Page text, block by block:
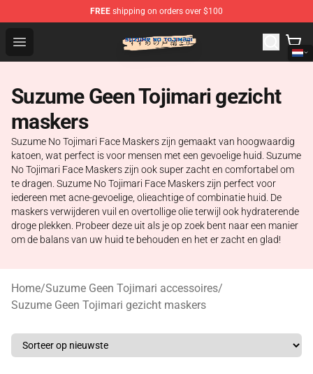
FREE shipping on orders over $100
Open menu
Suzumeno Tojimari Store - Official Suzumeno Tojimari
Suzume Geen Tojimari gezicht
maskers
Suzume No Tojimari Face Maskers zijn gemaakt van hoogwaardig
katoen, wat perfect is voor mensen met een gevoelige huid. Suzume
No Tojimari Face Maskers zijn ook super zacht en comfortabel om
te dragen. Suzume No Tojimari Face Maskers zijn perfect voor
iedereen met acne-gevoelige, olieachtige of combinatie huid. De
maskers verwijderen vuil en overtollige olie terwijl ook hydraterende
droge plekken. Probeer deze uit als je op zoek bent naar een manier
om de balans van uw huid te behouden en het er zacht en glad!
Home/Suzume Geen Tojimari accessoires/
Suzume Geen Tojimari gezicht maskers